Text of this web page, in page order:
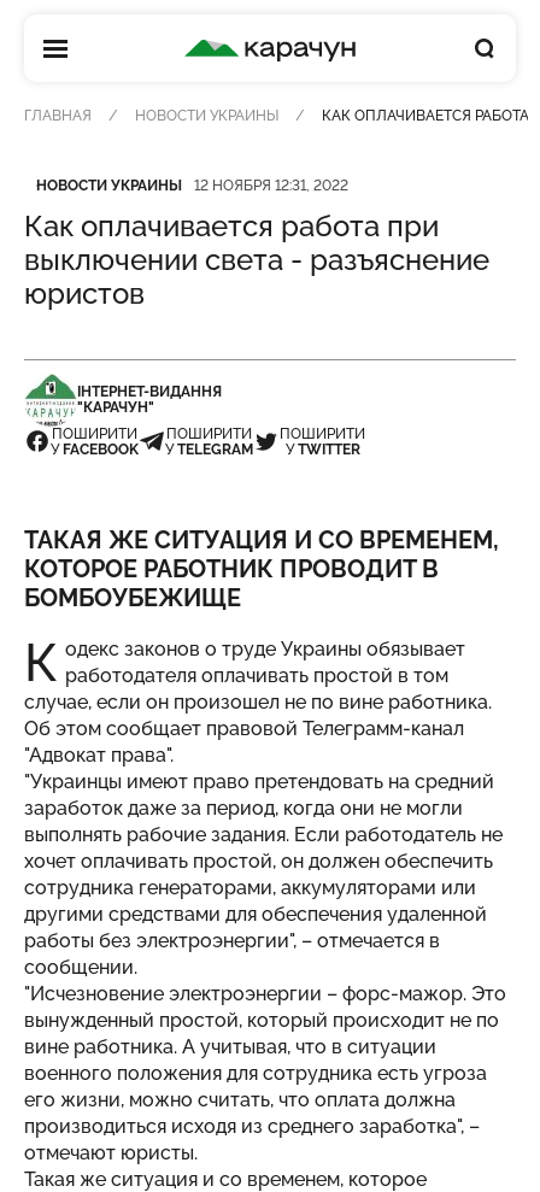
КАРАЧУН
ГЛАВНАЯ НОВОСТИ УКРАИНЫ КАК ОПЛАЧИВАЕТСЯ
Категория
НОВОСТИ УКРАИНЫ
Дата публикации 12 НОЯБРЯ 12:31, 2022
Как оплачивается работа при
выключении света - разъяснение
юристов
ІНТЕРНЕТ-ВИДАННЯ
"КАРАЧУН"
ПОШИРИТИ
У FACEBOOK
ПОШИРИТИ
УTELEGRAM
ПОШИРИТИ
УTWITTER
ТАКАЯ ЖЕ СИТУАЦИЯ И СО ВРЕМЕНЕМ,
КОТОРОЕ РАБОТНИК ПРОВОДИТ В
БОМБОУБЕЖИЩЕ
К одекс законов о труде Украины обязывает
работодателя оплачивать простой в том
случае, если он произошел не по вине работника.
Об этом сообщает правовой Телеграмм-канал
"Адвокат права".
"Украинцы имеют право претендовать на средний
заработок даже за период, когда они не могли
выполнять рабочие задания. Если работодатель не
хочет оплачивать простой, он должен обеспечить
сотрудника генераторами, аккумуляторами или
другими средствами для обеспечения удаленной
работы без электроэнергии", – отмечается в
сообщении.
"Исчезновение электроэнергии – форс-мажор. Это
вынужденный простой, который происходит не по
вине работника. А учитывая, что в ситуации
военного положения для сотрудника есть угроза
его жизни, можно считать, что оплата должна
производиться исходя из среднего заработка", –
отмечают юристы.
Такая же ситуация и со временем, которое